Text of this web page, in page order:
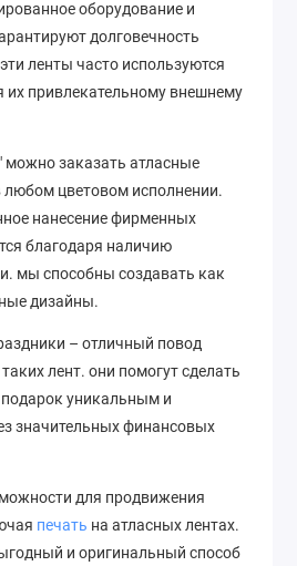
оборудование и
долговечность
ленты часто используются
их привлекательному внешнему
можно заказать атласные
любом цветовом исполнении.
нанесение фирменных
благодаря наличию
мы способны создавать как
дизайны.
– отличный повод
лент. они помогут сделать
уникальным и
значительных финансовых
для продвижения
печать на атласных лентах.
и оригинальный способ